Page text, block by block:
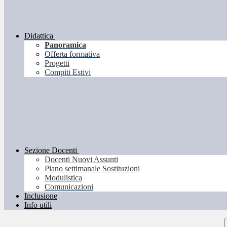
Didattica
Panoramica
Offerta formativa
Progetti
Compiti Estivi
Sezione Docenti
Docenti Nuovi Assunti
Piano settimanale Sostituzioni
Modulistica
Comunicazioni
Inclusione
Info utili